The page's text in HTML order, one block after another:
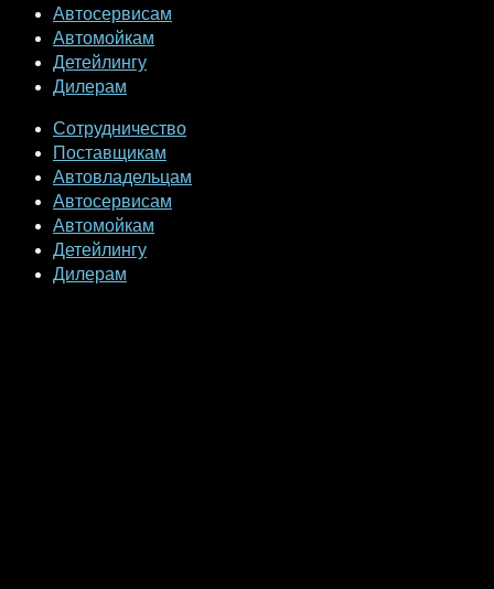
Автосервисам
Автомойкам
Детейлингу
Дилерам
Сотрудничество
Поставщикам
Автовладельцам
Автосервисам
Автомойкам
Детейлингу
Дилерам